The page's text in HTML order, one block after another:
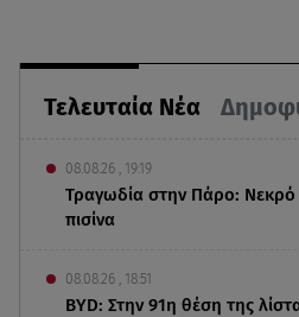
Τελευταία Νέα
08.08.26 , 19:19
Τραγωδία στην Πάρο: Νεκρό
πισίνα
08.08.26 , 18:51
BYD: Στην 91η θέση της